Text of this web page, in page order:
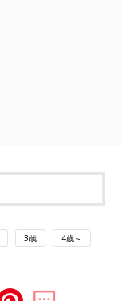
3歳 4歳～